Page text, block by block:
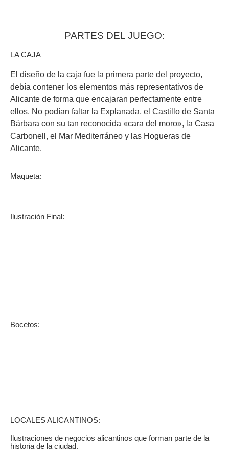
PARTES DEL JUEGO:
LA CAJA
El diseño de la caja fue la primera parte del proyecto,
debía contener los elementos más representativos de
Alicante de forma que encajaran perfectamente entre
ellos. No podían faltar la Explanada, el Castillo de Santa
Bárbara con su tan reconocida «cara del moro», la Casa
Carbonell, el Mar Mediterráneo y las Hogueras de
Alicante.
Maqueta:
Ilustración Final:
Bocetos:
LOCALES ALICANTINOS:
Ilustraciones de negocios alicantinos que forman parte de la
historia de la ciudad.